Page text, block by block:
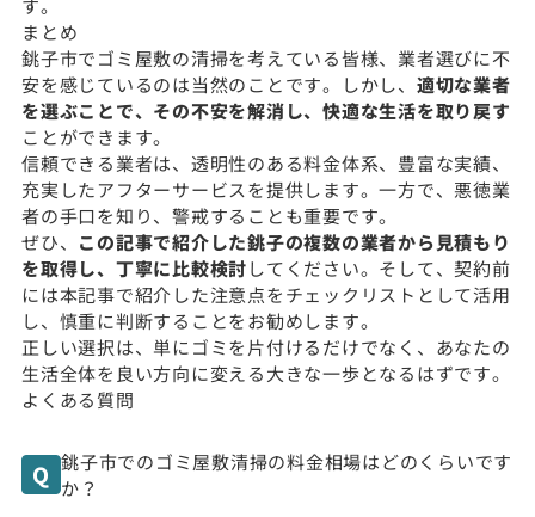
す。
まとめ
銚子市でゴミ屋敷の清掃を考えている皆様、業者選びに不
安を感じているのは当然のことです。しかし、 適切な業者
を選ぶことで、その不安を解消し、快適な生活を取り戻す
ことができます。
信頼できる業者は、透明性のある料金体系、豊富な実績、
充実したアフターサービスを提供します。一方で、悪徳業
者の手口を知り、警戒することも重要です。
ぜひ、 この記事で紹介した銚子の複数の業者から見積もり
を取得し、丁寧に比較検討してください。そして、契約前
には本記事で紹介した注意点をチェックリストとして活用
し、慎重に判断することをお勧めします。
正しい選択は、単にゴミを片付けるだけでなく、あなたの
生活全体を良い方向に変える大きな一歩となるはずです。
よくある質問
銚子市でのゴミ屋敷清掃の料金相場はどのくらいです
か？